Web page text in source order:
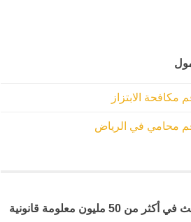
مكافحة الابتزاز
محامي في الرياض
أكثر من 50 مليون معلومة قانونية